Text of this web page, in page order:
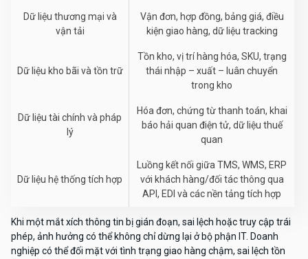
Dữ liệu thương mại và
vận tải
Vận đơn, hợp đồng, bảng giá, điều
kiện giao hàng, dữ liệu tracking
Dữ liệu kho bãi và tồn trữ
Tồn kho, vị trí hàng hóa, SKU, trạng
thái nhập – xuất – luân chuyển
trong kho
Dữ liệu tài chính và pháp
lý
Hóa đơn, chứng từ thanh toán, khai
báo hải quan điện tử, dữ liệu thuế
quan
Dữ liệu hệ thống tích hợp
Luồng kết nối giữa TMS, WMS, ERP
với khách hàng/đối tác thông qua
API, EDI và các nền tảng tích hợp
Khi một mắt xích thông tin bị gián đoạn, sai lệch hoặc truy cập trái
phép, ảnh hưởng có thể không chỉ dừng lại ở bộ phận IT. Doanh
nghiệp có thể đối mặt với tình trạng giao hàng chậm, sai lệch tồn